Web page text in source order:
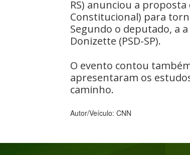
RS) anunciou a proposta
Constitucional) para
Segundo o deputado, a
Donizette (PSD-SP).
O evento contou
apresentaram os
caminho.
Autor/Veículo: CNN